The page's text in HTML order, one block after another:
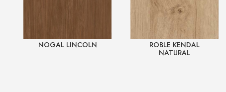
NOGAL LINCOLN
ROBLE KENDAL
NATURAL